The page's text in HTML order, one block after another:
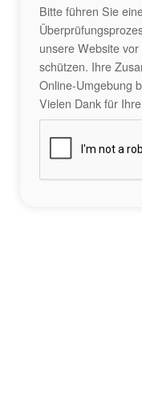
Bitte führen Sie
unsere Website
schützen. Ihre
Online-Umgebung
Vielen Dank für